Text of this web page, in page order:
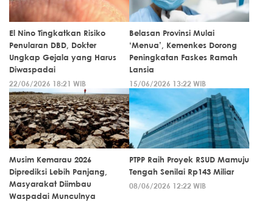
El Nino Tingkatkan Risiko
Penularan DBD, Dokter
Ungkap Gejala yang Harus
Diwaspadai
22/06/2026 18:21 WIB
Belasan Provinsi Mulai
‘Menua’, Kemenkes Dorong
Peningkatan Faskes Ramah
Lansia
15/06/2026 13:22 WIB
Musim Kemarau 2026
Diprediksi Lebih Panjang,
Masyarakat Diimbau
Waspadai Munculnya
PTPP Raih Proyek RSUD Mamuju
Tengah Senilai Rp143 Miliar
08/06/2026 12:22 WIB